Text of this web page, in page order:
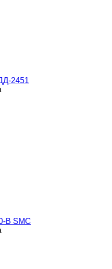
2451
B SMC